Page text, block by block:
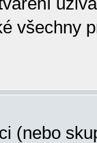
všechny
(nebo